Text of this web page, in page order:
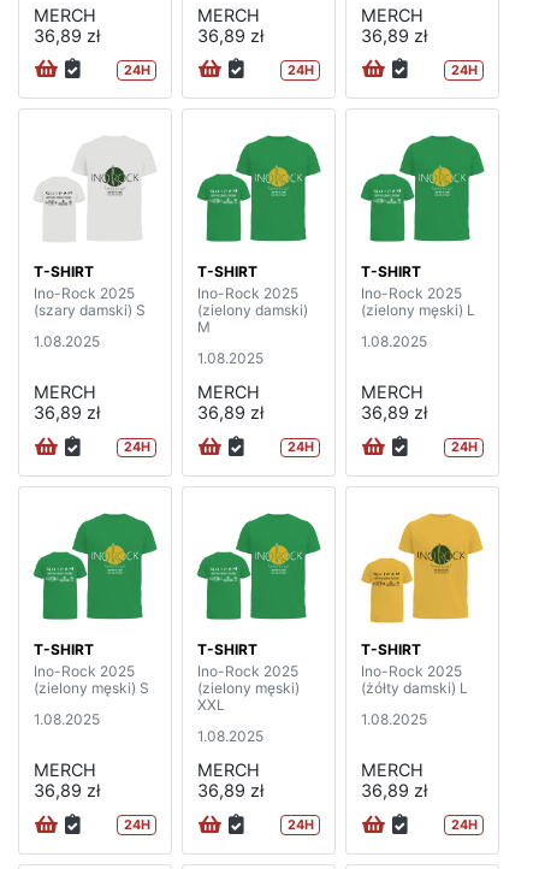
MERCH
36,89 zł
24H
MERCH
36,89 zł
24H
MERCH
36,89 zł
24H
T-SHIRT
Ino-Rock 2025
(szary damski) S
1.08.2025
MERCH
36,89 zł
24H
T-SHIRT
Ino-Rock 2025
(zielony damski)
M
1.08.2025
MERCH
36,89 zł
24H
T-SHIRT
Ino-Rock 2025
(zielony męski) L
1.08.2025
MERCH
36,89 zł
24H
T-SHIRT
Ino-Rock 2025
(zielony męski) S
1.08.2025
MERCH
36,89 zł
24H
T-SHIRT
Ino-Rock 2025
(zielony męski)
XXL
1.08.2025
MERCH
36,89 zł
24H
T-SHIRT
Ino-Rock 2025
(żółty damski) L
1.08.2025
MERCH
36,89 zł
24H